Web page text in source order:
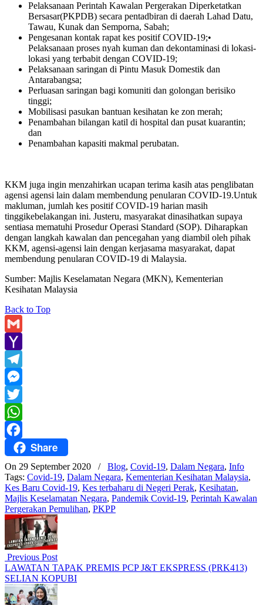
Pelaksanaan Perintah Kawalan Pergerakan Diperketatkan
Bersasar(PKPDB) secara pentadbiran di daerah Lahad Datu,
Tawau, Kunak dan Semporna, Sabah;
Pengesanan kontak rapat kes positif COVID-19;•
Pelaksanaan proses nyah kuman dan dekontaminasi di lokasi-
lokasi yang terbabit dengan COVID-19;
Pelaksanaan saringan di Pintu Masuk Domestik dan
Antarabangsa;
Perluasan saringan bagi komuniti dan golongan berisiko
tinggi;
Mobilisasi pasukan bantuan kesihatan ke zon merah;
Penambahan bilangan katil di hospital dan pusat kuarantin;
dan
Penambahan kapasiti makmal perubatan.
KKM juga ingin menzahirkan ucapan terima kasih atas penglibatan
agensi agensi lain dalam membendung penularan COVID-19.Untuk
makluman, jumlah kes positif COVID-19 harian masih
tinggikebelakangan ini. Justeru, masyarakat dinasihatkan supaya
sentiasa mematuhi Prosedur Operasi Standard (SOP). Diharapkan
dengan langkah kawalan dan pencegahan yang diambil oleh pihak
KKM, agensi-agensi lain dengan kerjasama masyarakat, dapat
membendung penularan COVID-19 di Malaysia.
Sumber: Majlis Keselamatan Negara (MKN), Kementerian
Kesihatan Malaysia
Back to Top
Gmail
Yahoo
Mail
Telegram
Messenger
Twitter
WhatsApp
FacebookShare
On 29 September 2020 / Blog, Covid-19, Dalam Negara, Info
Tags: Covid-19, Dalam Negara, Kementerian Kesihatan Malaysia,
Kes Baru Covid-19, Kes terbaharu di Negeri Perak, Kesihatan,
Majlis Keselamatan Negara, Pandemik Covid-19, Perintah Kawalan
Pergerakan Pemulihan, PKPP
Previous Post
LAWATAN TAPAK PREMIS PCP J&T EKSPRESS (PRK413)
SELIAN KOPUBI